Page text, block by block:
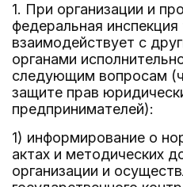
1. При организации и
федеральная инспекция
взаимодействует с
органами
следующим вопросам
защите прав
предпринимателей):
1) информирование о
актах и методических
организации и